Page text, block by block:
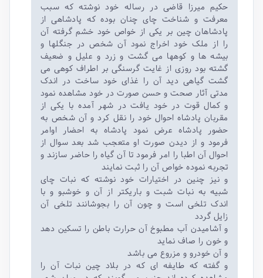
حکیم میرزا قاضی در رساله خود نوشته که سبب
معرفت و شناخت چای چنان بوده که پادشاهی از
پادشاهان چین بر یکی از خواص خود خشم گرفته آن
را از ملک خود اخراج نمود آن شخص در جنگلها و
بیشه ها و کوهها می گشت و زرد و علیل و ضعیف
گشته بود روزی از غایت گرسنگی بر اطراف کوهی می
گشت گیاهی دید آن را غذای خود ساخت در اندک
مدتی آثار صحت و حسن صورت در خود مشاهده نمود
و کمال قوت در خود یافت در شهر آمده با یکی از
مقربان پادشاه احوال خود را نقل کرد و آن شخص به
حضور پادشاه عرض نمود پادشاه به احضار اوامر
فرمود و از دیدن صورت او متعجب شد بعد سوال از
احوال آن اطبا را امر فرمود تا آن گیاه را حاضر سازند و
تجربه نموده خواص آن را ثبت نمایند
و نیز چنین در اختیارات خود نوشته که نبات چای
شبیه به نبات شبت و باریکتر از آن و خوشبو و با
اندک تلخی است و چون آن را بجوشانند تلخی آن
زایل گردد
و آشامیدن آب مطبوخ آن حرارت باطن را تسکین دهد
و خون را صاف نماید
و آن خودرو و مزروع می باشد
و گفته که طایفه ای که در بلاد چین نبات آن را